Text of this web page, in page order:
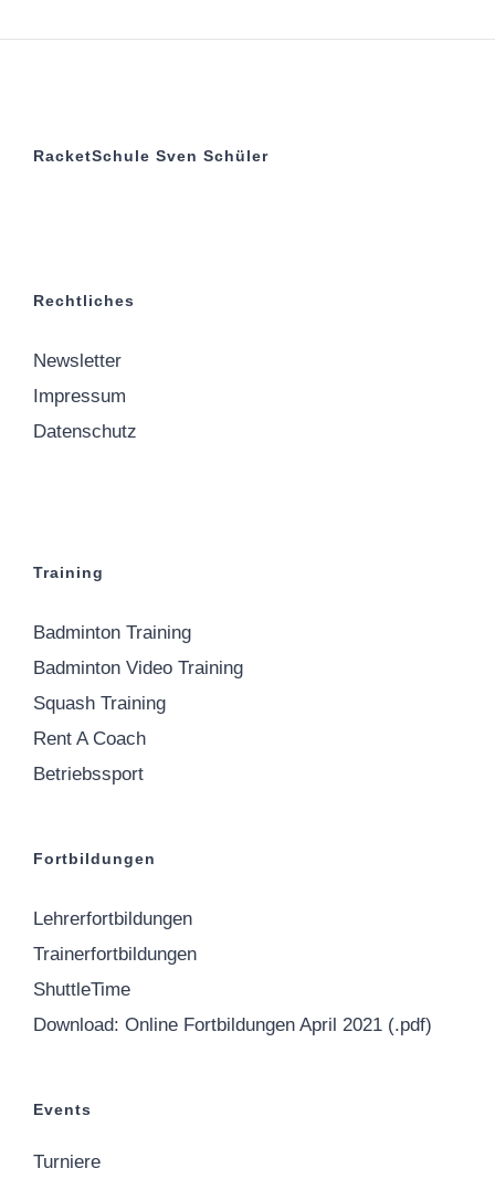
RacketSchule Sven Schüler
Rechtliches
Newsletter
Impressum
Datenschutz
Training
Badminton Training
Badminton Video Training
Squash Training
Rent A Coach
Betriebssport
Fortbildungen
Lehrerfortbildungen
Trainerfortbildungen
ShuttleTime
Download: Online Fortbildungen April 2021 (.pdf)
Events
Turniere